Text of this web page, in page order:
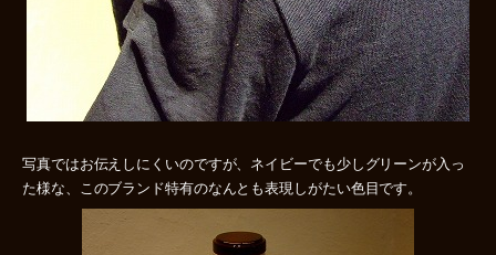
写真ではお伝えしにくいのですが、ネイビーでも少しグリーンが入っ
た様な、このブランド特有のなんとも表現しがたい色目です。